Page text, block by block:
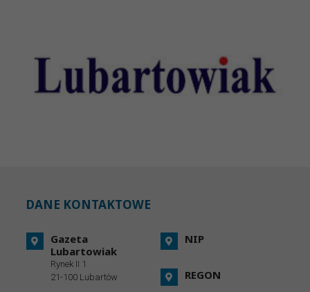
DANE KONTAKTOWE
Gazeta
Lubartowiak
Rynek II 1
21-100 Lubartów
NIP
REGON